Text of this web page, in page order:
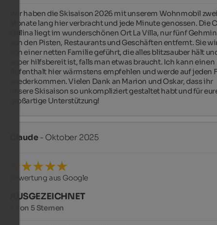
Wir haben die Skisaison 2026 mit unserem Wohnmobil
Monate lang hier verbracht und jede Minute genossen. Die
Odlina liegt im wunderschönen Ort La Villa, nur fünf
von den Pisten, Restaurants und Geschäften entfernt. Sie
von einer netten Familie geführt, die alles blitzsauber hält
super hilfsbereit ist, falls man etwas braucht. Ich kann einen
Aufenthalt hier wärmstens empfehlen und werde auf jeden
wiederkommen. Vielen Dank an Marion und Oskar, dass ihr
unsere Skisaison so unkompliziert gestaltet habt und für
großartige Unterstützung!
Claude- Oktober 2025
Bewertung aus Google
AUSGEZEICHNET
5 von 5 Sternen